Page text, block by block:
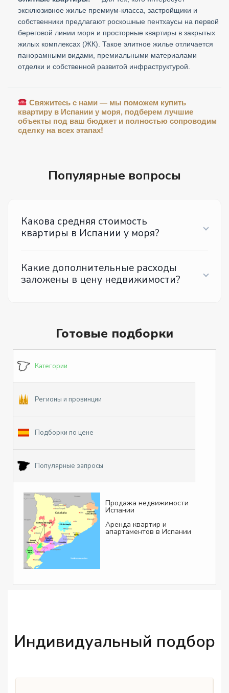
эксклюзивное жилье премиум-класса, застройщики и
собственники предлагают роскошные пентхаусы на первой
береговой линии моря и просторные квартиры в закрытых
жилых комплексах (ЖК). Такое элитное жилье отличается
панорамными видами, премиальными материалами
отделки и собственной развитой инфраструктурой.
Свяжитесь с нами — мы поможем купить
квартиру в Испании у моря, подберем лучшие
объекты под ваш бюджет и полностью сопроводим
сделку на всех этапах!
Популярные вопросы
Какова средняя стоимость
квартиры в Испании у моря?
Какие дополнительные расходы
заложены в цену недвижимости?
Готовые подборки
Категории
Регионы и провинции
Подборки по цене
Популярные запросы
Продажа недвижимости
Испании
Аренда квартир и
апартаментов в Испании
Индивидуальный подбор